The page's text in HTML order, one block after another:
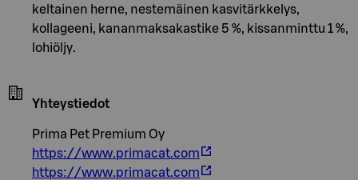
keltainen herne, nestemäinen kasvitärkkelys,
kollageeni, kananmaksakastike 5 %, kissanminttu 1 %,
lohiöljy.
Yhteystiedot
Prima Pet Premium Oy
https://www.primacat.com
https://www.primacat.com